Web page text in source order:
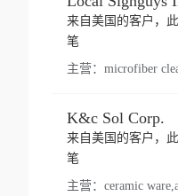
来自美国的客户，
笔
主营： microfiber
K&c Sol Corp.
来自美国的客户，
笔
主营： ceramic